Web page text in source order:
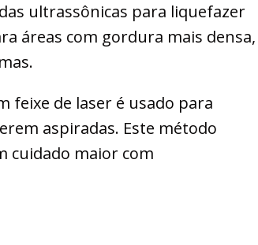
ultrassônicas para liquefazer
áreas com gordura mais densa,
feixe de laser é usado para
aspiradas. Este método
cuidado maior com